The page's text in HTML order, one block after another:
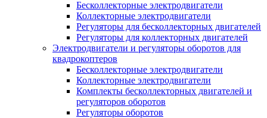
Бесколлекторные электродвигатели
Коллекторные электродвигатели
Регуляторы для бесколлекторных двигателей
Регуляторы для коллекторных двигателей
Электродвигатели и регуляторы оборотов для
квадрокоптеров
Бесколлекторные электродвигатели
Коллекторные электродвигатели
Комплекты бесколлекторных двигателей и
регуляторов оборотов
Регуляторы оборотов